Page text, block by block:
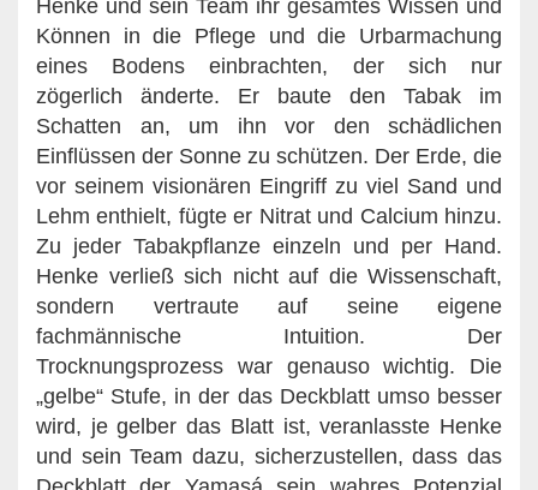
Henke und sein Team ihr gesamtes Wissen und
Können in die Pflege und die Urbarmachung
eines Bodens einbrachten, der sich nur
zögerlich änderte. Er baute den Tabak im
Schatten an, um ihn vor den schädlichen
Einflüssen der Sonne zu schützen. Der Erde, die
vor seinem visionären Eingriff zu viel Sand und
Lehm enthielt, fügte er Nitrat und Calcium hinzu.
Zu jeder Tabakpflanze einzeln und per Hand.
Henke verließ sich nicht auf die Wissenschaft,
sondern vertraute auf seine eigene
fachmännische Intuition. Der
Trocknungsprozess war genauso wichtig. Die
„gelbe“ Stufe, in der das Deckblatt umso besser
wird, je gelber das Blatt ist, veranlasste Henke
und sein Team dazu, sicherzustellen, dass das